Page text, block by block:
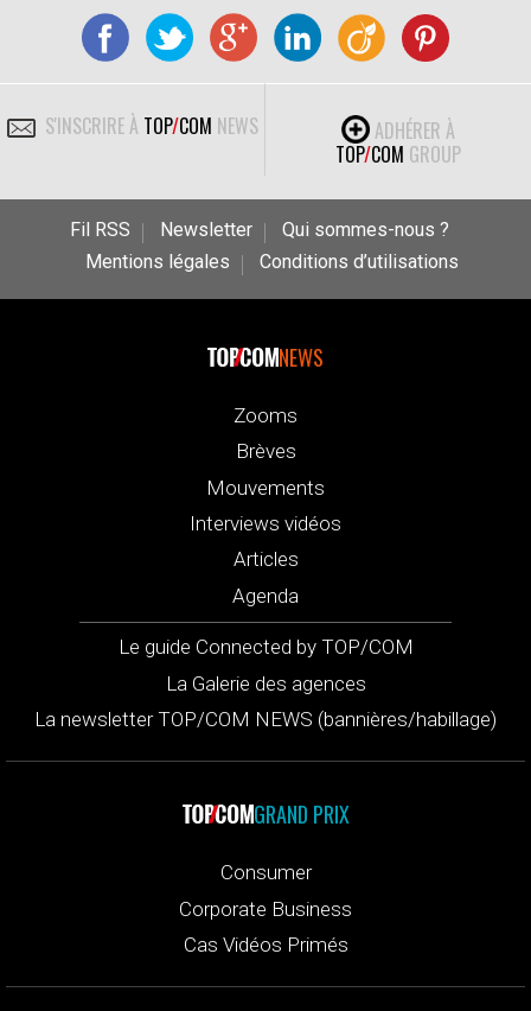
S'INSCRIRE À TOP/COM NEWS
ADHÉRER À
TOP/COM GROUP
Fil RSS Newsletter
Qui sommes-nous ?
Mentions légales
Conditions d’utilisations
NEWS
Zooms
Brèves
Mouvements
Interviews vidéos
Articles
Agenda
Le guide Connected by TOP/COM
La Galerie des agences
La newsletter TOP/COM NEWS (bannières/habillage)
GRAND PRIX
Consumer
Corporate Business
Cas Vidéos Primés